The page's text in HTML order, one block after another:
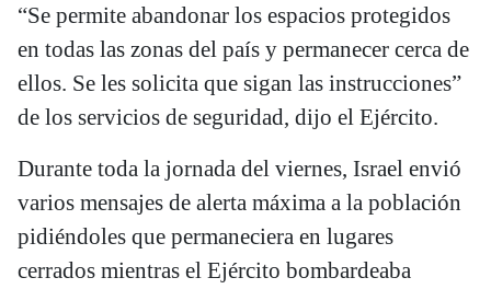
“Se permite abandonar los espacios protegidos
en todas las zonas del país y permanecer cerca de
ellos. Se les solicita que sigan las instrucciones”
de los servicios de seguridad, dijo el Ejército.
Durante toda la jornada del viernes, Israel envió
varios mensajes de alerta máxima a la población
pidiéndoles que permaneciera en lugares
cerrados mientras el Ejército bombardeaba